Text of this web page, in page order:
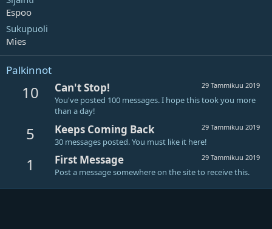
Espoo
Sukupuoli
Mies
Palkinnot
10 29 Tammikuu 2019
Can't Stop!
You've posted 100 messages. I hope this took you more
than a day!
5 29 Tammikuu 2019
Keeps Coming Back
30 messages posted. You must like it here!
1 29 Tammikuu 2019
First Message
Post a message somewhere on the site to receive this.